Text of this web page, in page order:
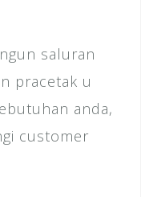
saluran
pracetak u
anda,
customer